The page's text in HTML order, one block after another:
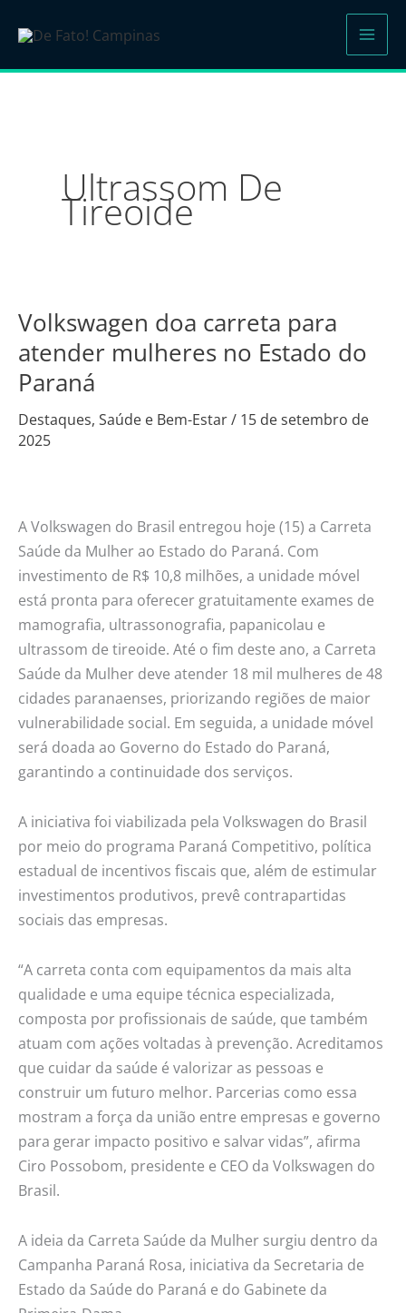
para
Ultrassom De
Tireoide
Volkswagen doa carreta para
atender mulheres no Estado do
Paraná
Destaques, Saúde e Bem-Estar/ 15 de setembro de
2025
A Volkswagen do Brasil entregou hoje (15) a Carreta
Saúde da Mulher ao Estado do Paraná. Com
investimento de R$ 10,8 milhões, a unidade móvel
está pronta para oferecer gratuitamente exames de
mamografia, ultrassonografia, papanicolau e
ultrassom de tireoide. Até o fim deste ano, a Carreta
Saúde da Mulher deve atender 18 mil mulheres de 48
cidades paranaenses, priorizando regiões de maior
vulnerabilidade social. Em seguida, a unidade móvel
será doada ao Governo do Estado do Paraná,
garantindo a continuidade dos serviços.
A iniciativa foi viabilizada pela Volkswagen do Brasil
por meio do programa Paraná Competitivo, política
estadual de incentivos fiscais que, além de estimular
investimentos produtivos, prevê contrapartidas
sociais das empresas.
“A carreta conta com equipamentos da mais alta
qualidade e uma equipe técnica especializada,
composta por profissionais de saúde, que também
atuam com ações voltadas à prevenção. Acreditamos
que cuidar da saúde é valorizar as pessoas e
construir um futuro melhor. Parcerias como essa
mostram a força da união entre empresas e governo
para gerar impacto positivo e salvar vidas”, afirma
Ciro Possobom, presidente e CEO da Volkswagen do
Brasil.
A ideia da Carreta Saúde da Mulher surgiu dentro da
Campanha Paraná Rosa, iniciativa da Secretaria de
Estado da Saúde do Paraná e do Gabinete da
Volkswagen
doa
carreta
para
atender
mulheres